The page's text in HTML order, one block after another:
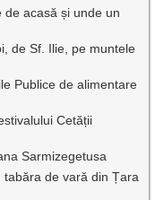
acasă și unde un
de Sf. Ilie, pe muntele
Publice de alimentare
Cetății
Sarmizegetusa
de vară din Țara